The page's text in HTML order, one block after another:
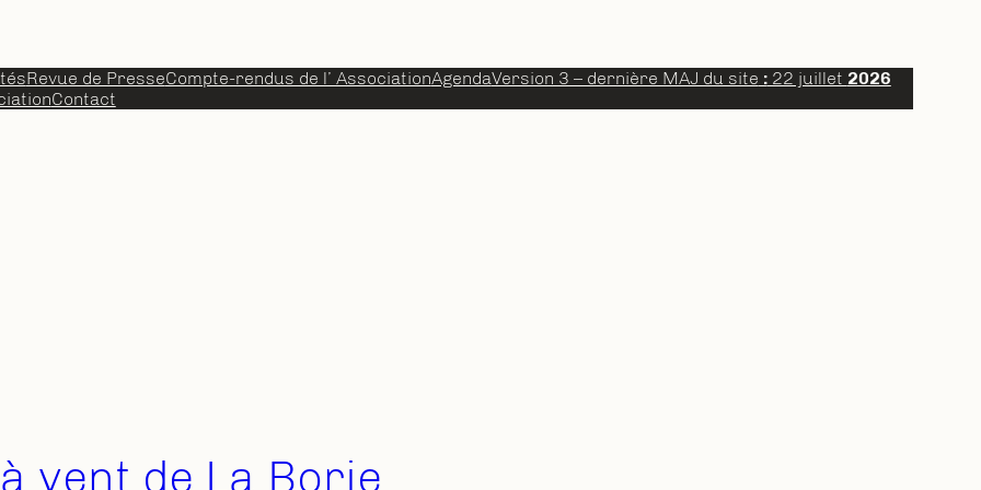
Revue de PresseCompte-rendus de l’ AssociationAgendaVersion 3 – dernière MAJ du site :22 juillet 2026
Contact
vent de La Borie